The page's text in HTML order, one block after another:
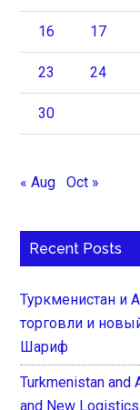
16 17
23 24
30
« Aug Oct »
Recent Posts
Туркменистан и
торговли и
Шариф
Turkmenistan and
and New